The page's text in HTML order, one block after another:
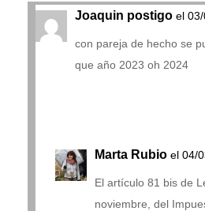
Joaquin postigo el
con pareja de hecho se
que año 2023 oh 2024
Marta Rubio el 04/
El artículo 81 bis de
noviembre, del